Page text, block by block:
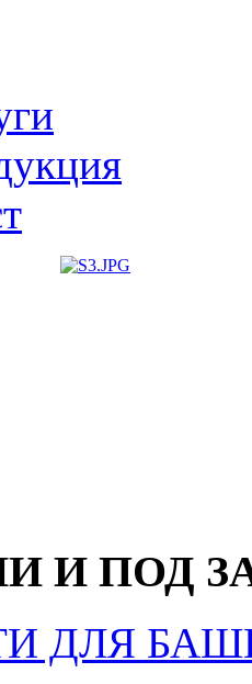
И ПОД
ДЛЯ